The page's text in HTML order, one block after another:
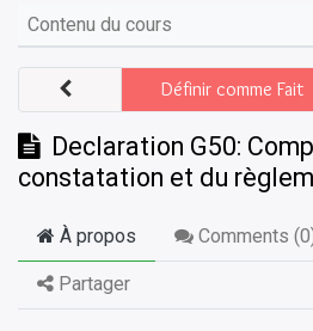
Contenu du cours
Declaration G50:
constatation et du
Définir comme Fait
À propos Comments (0
Partager